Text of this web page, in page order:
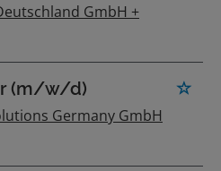
GmbH +
(m/w/d)
Germany GmbH